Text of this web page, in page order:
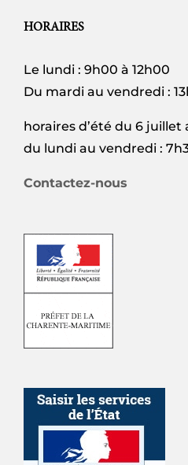
HORAIRES
Le lundi : 9h00 à 12h00
Du mardi au vendredi :
horaires d’été du 6 juillet
du lundi au vendredi :
Contactez-nous